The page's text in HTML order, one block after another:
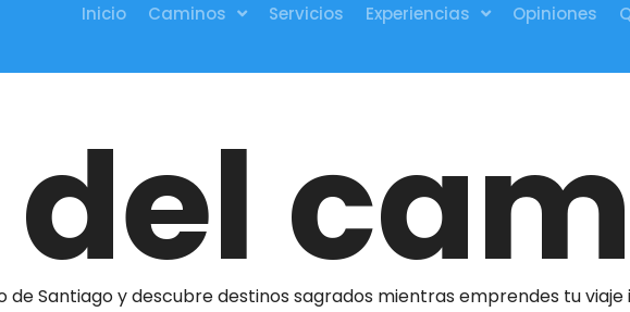
Inicio Caminos Servicios Experiencias Opiniones
de Santiago y descubre destinos sagrados mientras emprendes tu viaje